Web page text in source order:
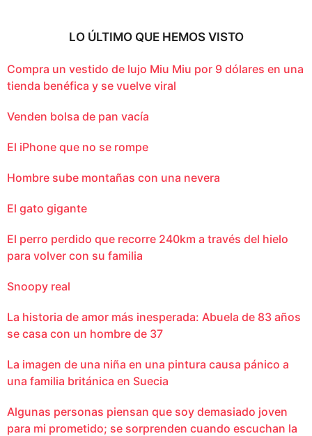
LO ÚLTIMO QUE HEMOS VISTO
Compra un vestido de lujo Miu Miu por 9 dólares en una
tienda benéfica y se vuelve viral
Venden bolsa de pan vacía
El iPhone que no se rompe
Hombre sube montañas con una nevera
El gato gigante
El perro perdido que recorre 240km a través del hielo
para volver con su familia
Snoopy real
La historia de amor más inesperada: Abuela de 83 años
se casa con un hombre de 37
La imagen de una niña en una pintura causa pánico a
una familia británica en Suecia
Algunas personas piensan que soy demasiado joven
para mi prometido; se sorprenden cuando escuchan la